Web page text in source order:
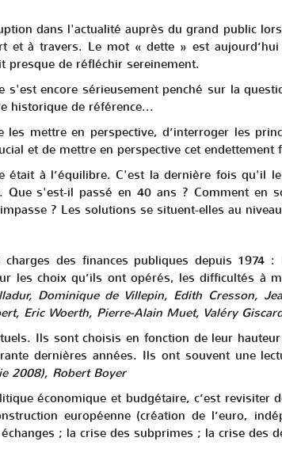
dans l'actualité auprès du grand public
et à travers. Le mot « dette » est
presque de réfléchir sereinement.
s'est encore sérieusement penché sur la
historique de référence...
mettre en perspective, d’interroger les
et de mettre en perspective cet
était à l’équilibre. C'est la dernière fois
s'est-il passé en 40 ans ? Comment en
? Les solutions se situent-elles au
charges des finances publiques depuis 1974
les choix qu’ils ont opérés, les difficultés à
Dominique de Villepin, Edith Cresson,
Eric Woerth, Pierre-Alain Muet, Valéry
. Ils sont choisis en fonction de leur
dernières années. Ils ont souvent une
2008), Robert Boyer
économique et budgétaire, c’est
européenne (création de l’euro,
; la crise des subprimes ; la crise des